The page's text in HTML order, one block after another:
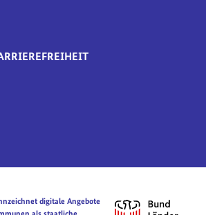
digitale Angebote